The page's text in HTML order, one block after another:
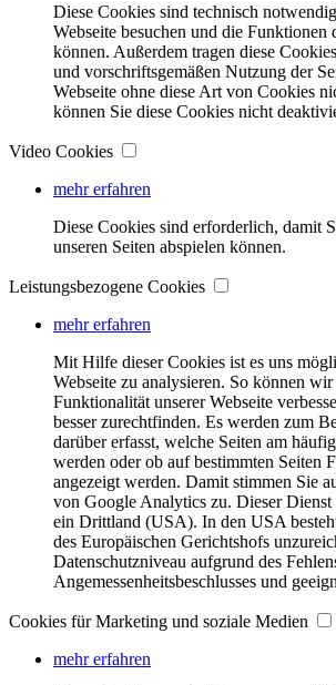
Diese Cookies sind technisch
Webseite besuchen und die Funktionen
können. Außerdem tragen diese
und vorschriftsgemäßen Nutzung der
Webseite ohne diese Art von Cookies
können Sie diese Cookies nicht
Video Cookies
mehr erfahren
Diese Cookies sind erforderlich, damit
unseren Seiten abspielen können.
Leistungsbezogene Cookies
mehr erfahren
Mit Hilfe dieser Cookies ist es uns
Webseite zu analysieren. So können
Funktionalität unserer Webseite
besser zurechtfinden. Es werden zum
darüber erfasst, welche Seiten am
werden oder ob auf bestimmten Seiten
angezeigt werden. Damit stimmen Sie
von Google Analytics zu. Dieser
ein Drittland (USA). In den USA
des Europäischen Gerichtshofs
Datenschutzniveau aufgrund des
Angemessenheitsbeschlusses und
Cookies für Marketing und soziale Medien
mehr erfahren